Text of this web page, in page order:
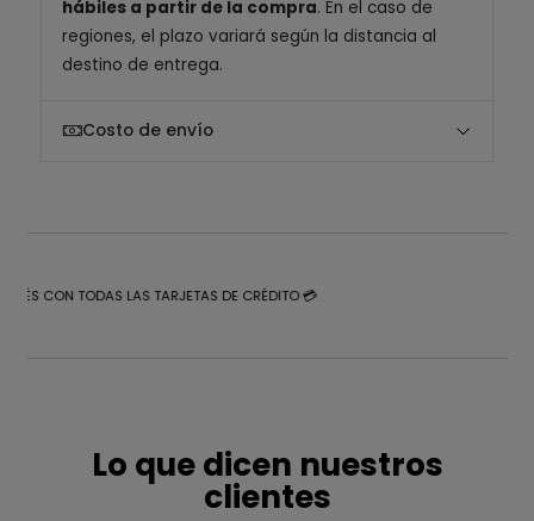
hábiles a partir de la compra. En el caso de
regiones, el plazo variará según la distancia al
destino de entrega.
Costo de envío
CON TODAS LAS TARJETAS DE CRÉDITO 💳
Lo que dicen nuestros
clientes